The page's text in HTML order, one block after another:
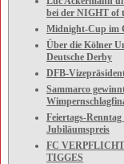
bei der NIGHT of
Midnight-Cup im
Über die Kölner
Deutsche Derby
DFB-
Sammarco
Feiertags-
Jubiläumspreis
FC
TIGGES